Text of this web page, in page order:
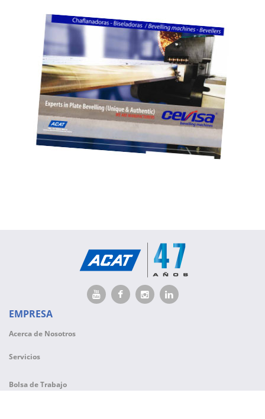
EMPRESA
Acerca de Nosotros
Servicios
Bolsa de Trabajo